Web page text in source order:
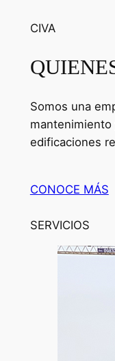
CIVA
Somos una
edificaciones
CONOCE MÁS
SERVICIOS